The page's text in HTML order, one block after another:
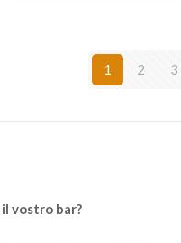
1 2 3
vostro bar?